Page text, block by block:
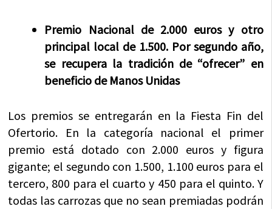
Premio Nacional de 2.000 euros y otro
principal local de 1.500. Por segundo año,
se recupera la tradición de “ofrecer” en
beneficio de Manos Unidas
Los premios se entregarán en la Fiesta Fin del
Ofertorio. En la categoría nacional el primer
premio está dotado con 2.000 euros y figura
gigante; el segundo con 1.500, 1.100 euros para el
tercero, 800 para el cuarto y 450 para el quinto. Y
todas las carrozas que no sean premiadas podrán